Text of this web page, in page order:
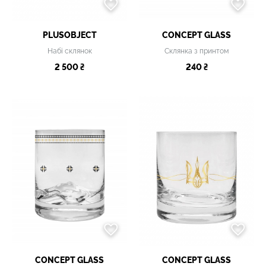
PLUSOBJECT
Набі склянок
2 500 ₴
CONCEPT GLASS
Склянка з принтом
240 ₴
CONCEPT GLASS CONCEPT GLASS